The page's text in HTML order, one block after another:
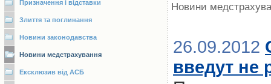
Призначення і відставки
Злиття та поглинання
Новини законодавства
Новини медстрахування
Ексклюзив від АСБ
Новини
26.09.2012
введут не